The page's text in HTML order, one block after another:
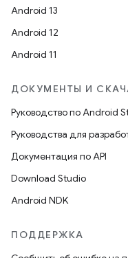
Android 13
Android 12
Android 11
ДОКУМЕНТЫ И
Руководство по Android
Руководства для
Документация по API
Download Studio
Android NDK
ПОДДЕРЖКА